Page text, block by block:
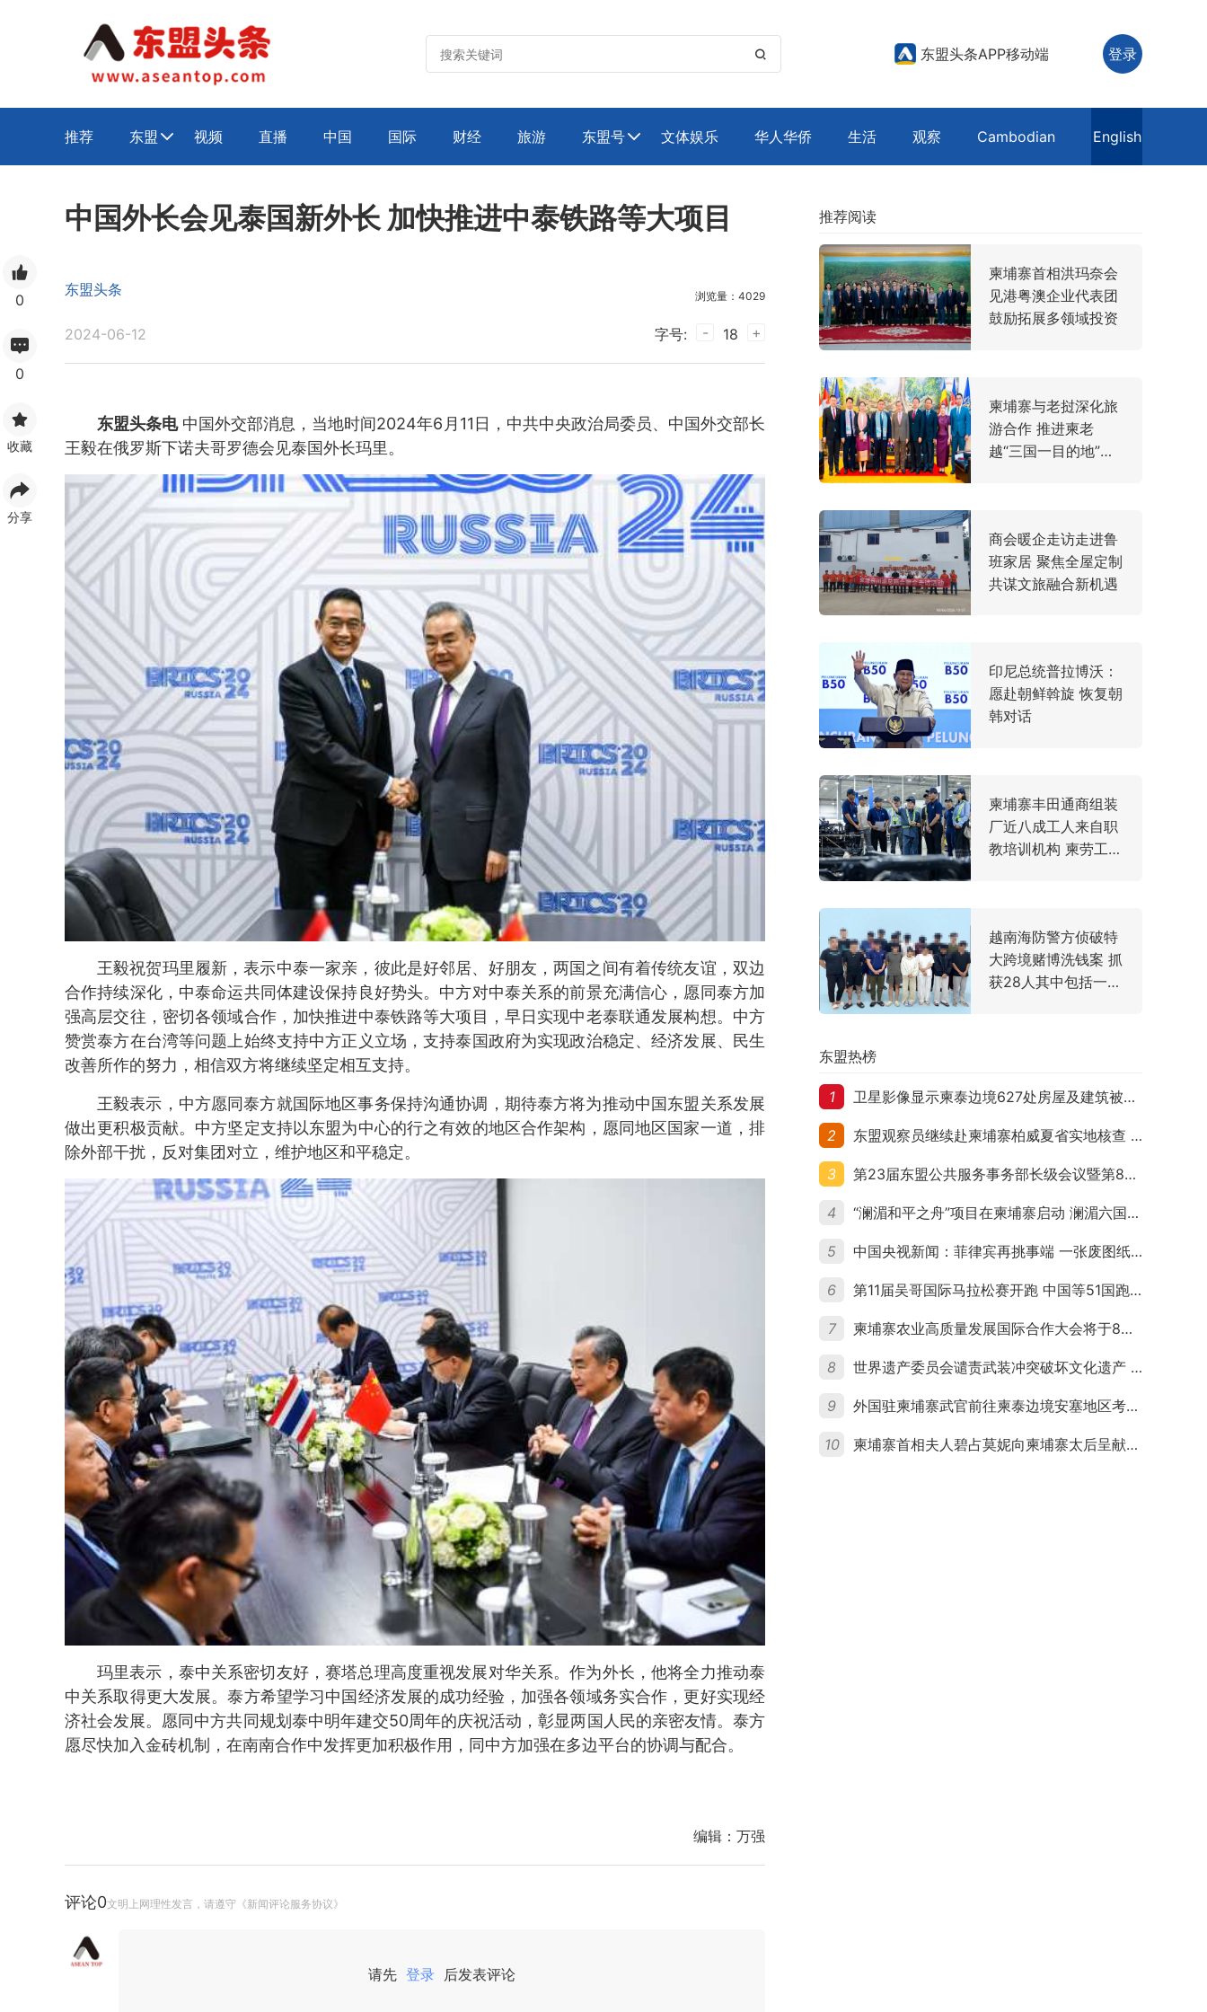
 东盟头条APP移动端 登录
推荐 东盟  视频 直播 中国 国际 财经 旅游 东盟号 文体娱乐 华人华侨 生活 观察 Cambodian English
0
0
收藏
分享
中国外长会见泰国新外长 加快推进中泰铁路等大项目
东盟头条 浏览量：4029
2024-06-12 字号: - 18 +
东盟头条电中国外交部消息，当地时间2024年6月11日，中共中央政治局委员、中国外交部长
王毅在俄罗斯下诺夫哥罗德会见泰国外长玛里。
王毅祝贺玛里履新，表示中泰一家亲，彼此是好邻居、好朋友，两国之间有着传统友谊，双边
合作持续深化，中泰命运共同体建设保持良好势头。中方对中泰关系的前景充满信心，愿同泰方加
强高层交往，密切各领域合作，加快推进中泰铁路等大项目，早日实现中老泰联通发展构想。中方
赞赏泰方在台湾等问题上始终支持中方正义立场，支持泰国政府为实现政治稳定、经济发展、民生
改善所作的努力，相信双方将继续坚定相互支持。
王毅表示，中方愿同泰方就国际地区事务保持沟通协调，期待泰方将为推动中国东盟关系发展
做出更积极贡献。中方坚定支持以东盟为中心的行之有效的地区合作架构，愿同地区国家一道，排
除外部干扰，反对集团对立，维护地区和平稳定。
玛里表示，泰中关系密切友好，赛塔总理高度重视发展对华关系。作为外长，他将全力推动泰
中关系取得更大发展。泰方希望学习中国经济发展的成功经验，加强各领域务实合作，更好实现经
济社会发展。愿同中方共同规划泰中明年建交50周年的庆祝活动，彰显两国人民的亲密友情。泰方
愿尽快加入金砖机制，在南南合作中发挥更加积极作用，同中方加强在多边平台的协调与配合。
编辑： 万强
评论0文明上网理性发言，请遵守《新闻评论服务协议》
请先 登录 后发表评论
推荐阅读
柬埔寨首相洪玛奈会
见港粤澳企业代表团
鼓励拓展多领域投资
柬埔寨与老挝深化旅
游合作 推进柬老
越“三国一目的地”战
商会暖企走访走进鲁
班家居 聚焦全屋定制
共谋文旅融合新机遇
印尼总统普拉博沃：
愿赴朝鲜斡旋 恢复朝
韩对话
柬埔寨丰田通商组装
厂近八成工人来自职
教培训机构 柬劳工大
越南海防警方侦破特
大跨境赌博洗钱案 抓
获28人其中包括一名
东盟热榜
1 卫星影像显示柬泰边境627处房屋及建筑被夷平 人权组织呼吁保护平民财产
2 东盟观察员继续赴柬埔寨柏威夏省实地核查 走访遭袭柬埔寨平民村庄
3 第23届东盟公共服务事务部长级会议暨第8届东盟与中日韩公共服务事务部长级会议在柬埔寨暹粒开幕
4 “澜湄和平之舟”项目在柬埔寨启动 澜湄六国青年共话和平与发展
5 中国央视新闻：菲律宾再挑事端 一张废图纸划不走中国黄岩岛
6 第11届吴哥国际马拉松赛开跑 中国等51国跑者齐聚暹粒
7 柬埔寨农业高质量发展国际合作大会将于8月20日举行
8 世界遗产委员会谴责武装冲突破坏文化遗产 柬埔寨呼吁依法追责并加强国际合作
9 外国驻柬埔寨武官前往柬泰边境安塞地区考察 柬方介绍“危险握手”事件及边境情况
10 柬埔寨首相夫人碧占莫妮向柬埔寨太后呈献世界女童军“卓越领袖奖”